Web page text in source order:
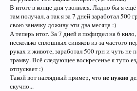
В итоге в конце дня уволился. Ладно бы я
там получал, а так я за 7 дней заработал 500
свою заначку доживу эти два месяца :)
А теперь итог. За 7 дней я пофигдел на 6
несколько сплошных синяков из-за частого
руках и животе, заработал 500 грн и чуть не
трамву. Всё следующее воскресенье я тупо
отпускает :)
Такой вот наглядный пример, что не нужно
скучно...